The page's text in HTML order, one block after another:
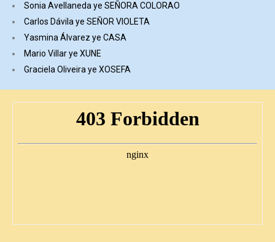
Sonia Avellaneda ye SEÑORA COLORAO
Carlos Dávila ye SEÑOR VIOLETA
Yasmina Álvarez ye CASA
Mario Villar ye XUNE
Graciela Oliveira ye XOSEFA